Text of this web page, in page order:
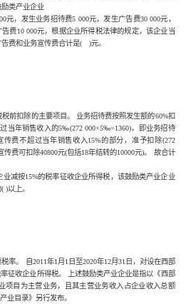
励类产业企业
，发生业务招待费5 000元，发生广告费30 000元，
费10 000元，根据企业所得税法律的规定，该企业当
费和业务宣传费合计是( )元。
扣除的主要项目。 业务招待费按照发生额的60%扣
过当年销售收入的5‰(272 000×5‰=1360)，即业务招待
费不超过当年销售收入15%的部分，准予扣除(272
传费可扣除40800元(包括18年结转的10000元)。 故合计
按15%的税率征收企业所得税，该鼓励类产业企业
)以上。
。 自2011年1月1日至2020年12月31日，对设在西部
征收企业所得税。 上述鼓励类产业企业是指以《西部
项目为主营业务，且其主营业务收入占企业收入总额
业目录》另行发布。